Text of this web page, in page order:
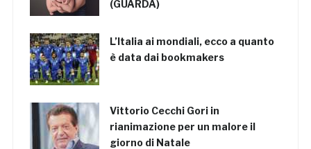
(GUARDA)
L’Italia ai mondiali, ecco a quanto
è data dai bookmakers
Vittorio Cecchi Gori in
rianimazione per un malore il
giorno di Natale